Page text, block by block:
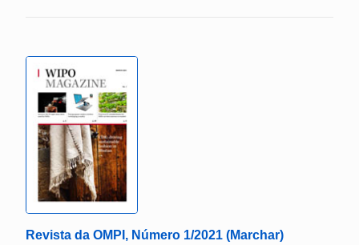
Revista da OMPI, Número 1/2021 (Marchar)